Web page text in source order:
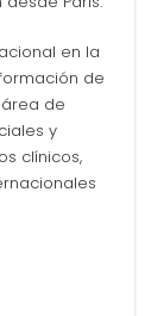
en la
de
de
y
clínicos,